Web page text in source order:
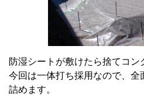
防湿シートが敷けたら捨てコン
今回は一体打ち採用なので、全
詰めます。